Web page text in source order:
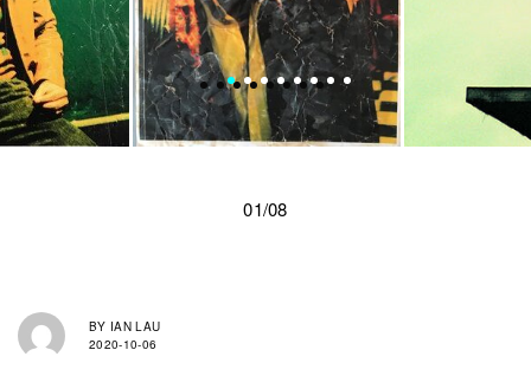
01/08
BY IAN LAU
2020-10-06